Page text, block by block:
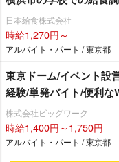
日本給食株式会社
時給1,270円～
アルバイト・パート / 東京都
東京ドーム/イベント設
経験/単発バイト/便利な
株式会社ビッグワーク
時給1,400円～1,750円
アルバイト・パート / 東京都